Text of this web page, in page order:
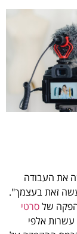
את העבודה
זאת בעצמך".
הפקה שלסרטי
עשרות אלפי